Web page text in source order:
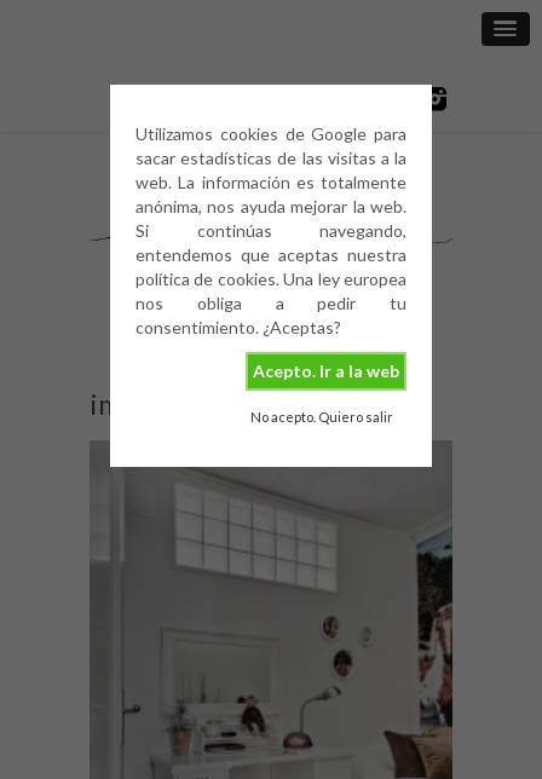
Utilizamos cookies de Google para
sacar estadísticas de las visitas a la
web. La información es totalmente
anónima, nos ayuda mejorar la web.
Si continúas navegando,
entendemos que aceptas nuestra
política de cookies. Una ley europea
nos obliga a pedir tu
consentimiento. ¿Aceptas?
Acepto. Ir a la web
No acepto. Quiero salir
image